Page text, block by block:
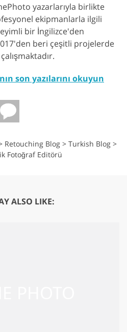
yazarlarıyla birlikte
ekipmanlarla ilgili
bir İngilizce'den
beri çeşitli projelerde
son yazılarını okuyun
Retouching Blog > Turkish Blog >
Fotoğraf Editörü
ALSO LIKE: